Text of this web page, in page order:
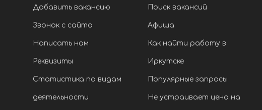
Добавить вакансию
Звонок с сайта
Написать нам
Реквизиты
Статистика по видам
деятельности
Поиск вакансий
Афиша
Как найти работу в
Иркутске
Популярные запросы
Не устраивает цена на